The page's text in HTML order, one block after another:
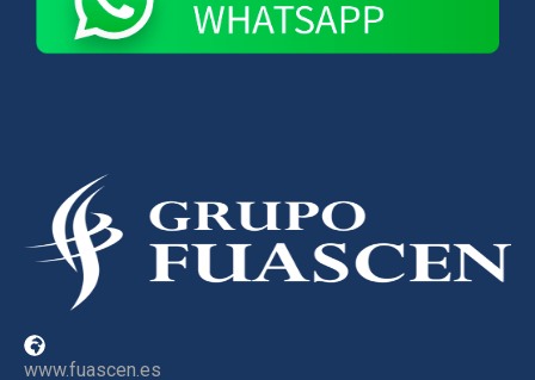
www.fuascen.es